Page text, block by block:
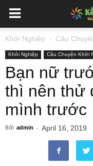
Khởi Nghiệp Câu
Khởi Nghiệp Câu Chuyện Khởi
Bạn nữ
thì nên thử
mình trước
Bởi admin - April 16, 2019